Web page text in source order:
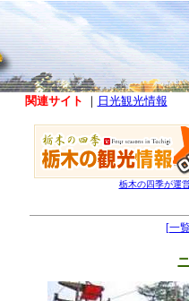
関連サイト ｜ 日光観光情報
栃木の四季が運
[一